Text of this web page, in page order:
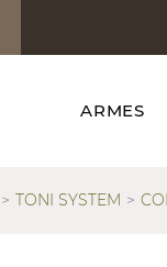
ARMES
TONI SYSTEM